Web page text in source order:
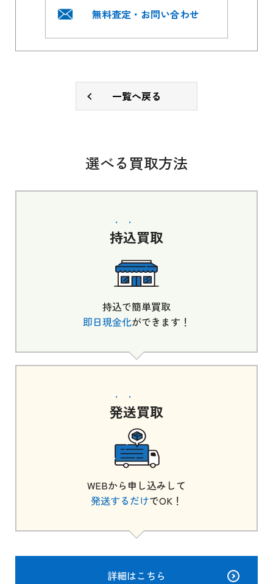
無料査定・お問い合わせ
一覧へ戻る
選べる買取方法
持込買取
持込で簡単買取
即日現金化ができます！
発送買取
WEBから申し込みして
発送するだけでOK！
詳細はこちら